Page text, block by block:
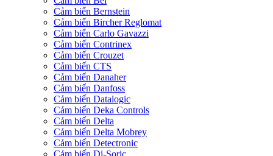
Cảm biến Bernstein
Cảm biến Bircher Reglomat
Cảm biến Carlo Gavazzi
Cảm biến Contrinex
Cảm biến Crouzet
Cảm biến CTS
Cảm biến Danaher
Cảm biến Danfoss
Cảm biến Datalogic
Cảm biến Deka Controls
Cảm biến Delta
Cảm biến Delta Mobrey
Cảm biến Detectronic
Cảm biến Di-Soric